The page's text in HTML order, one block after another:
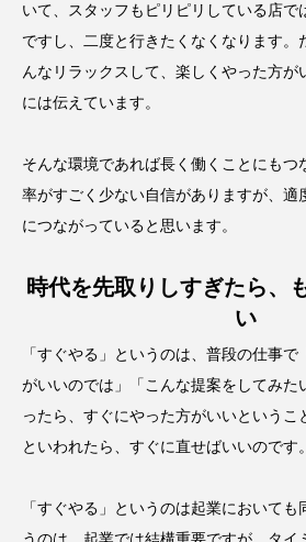
いて、スタッフもピリピリしている店で
ですし、二度と行きたくなくなります。
んなリラックスして、楽しくやった方が
には伝えています。
そんな環境であれば長く働くことにもつ
率がすごく少ない自信がありますが、適
につながっていると思います。
時代を先取りしすぎたら、
い
「すぐやる」というのは、普段の仕事
がいいのでは」「こんな提案をしてみた
ったら、すぐにやった方がいいというこ
といわれたら、すぐに直せばいいのです。
「すぐやる」というのは起業において